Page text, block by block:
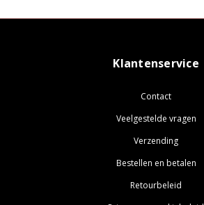
Klantenservice
Contact
Veelgestelde vragen
Verzending
Bestellen en betalen
Retourbeleid